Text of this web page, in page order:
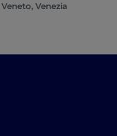
Veneto, Venezia